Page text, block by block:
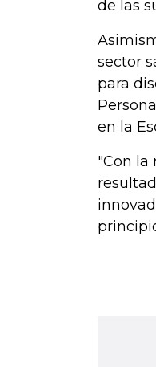
de las
sector
para
en la
"Con la